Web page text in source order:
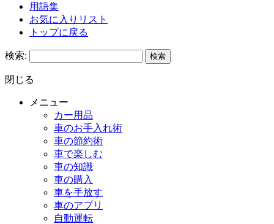
用語集
お気に入りリスト
トップに戻る
検索:
閉じる
メニュー
カー用品
車のお手入れ術
車の節約術
車で楽しむ
車の知識
車の購入
車を手放す
車のアプリ
自動運転